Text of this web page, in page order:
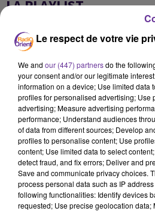
LA PLAYLIST
8h08
8h08
IBRAHIM SAIID
Ah Ya Em Hamada
2001
WAEL KFOURY
Safha We
2012
Le respect de votre vie
We and our (447) partnersdo the
your consent and/or our legitimate
information on a device; Use limited data
profiles for personalised advertising; Use
advertising; Measure advertising
performance; Understand audiences
of data from different sources; Develop
profiles to personalise content; Use
content; Use limited data to select
detect fraud, and fix errors; Deliver and
Save and communicate privacy choices.
process personal data such as IP
following functionalities: Identify devices
requested; Use precise geolocation data;